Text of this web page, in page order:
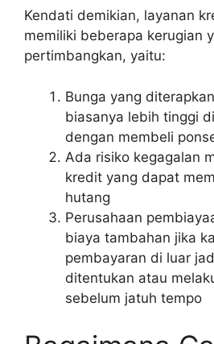
Kendati demikian, layanan
memiliki beberapa kerugian
pertimbangkan, yaitu:
Bunga yang
biasanya lebih tinggi
dengan membeli
Ada risiko kegagalan
kredit yang dapat
hutang
Perusahaan
biaya tambahan jika
pembayaran di luar
ditentukan atau
sebelum jatuh tempo